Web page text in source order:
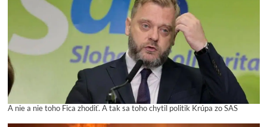
A nie a nie toho Fica zhodiť. A tak sa toho chytil politik Krúpa zo SAS